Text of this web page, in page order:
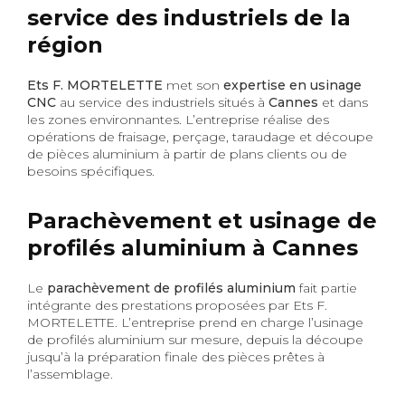
service des industriels de la
région
Ets F. MORTELETTE met son expertise en usinage
CNC au service des industriels situés à Cannes et dans
les zones environnantes. L’entreprise réalise des
opérations de fraisage, perçage, taraudage et découpe
de pièces aluminium à partir de plans clients ou de
besoins spécifiques.
Parachèvement et usinage de
profilés aluminium à Cannes
Le parachèvement de profilés aluminium fait partie
intégrante des prestations proposées par Ets F.
MORTELETTE. L’entreprise prend en charge l’usinage
de profilés aluminium sur mesure, depuis la découpe
jusqu’à la préparation finale des pièces prêtes à
l’assemblage.